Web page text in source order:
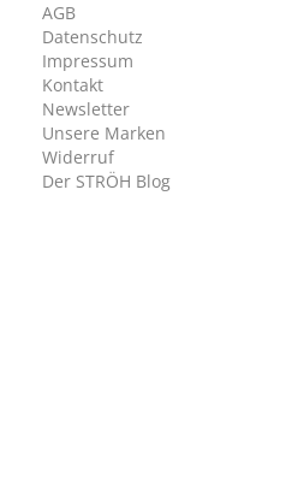
AGB
Datenschutz
Impressum
Kontakt
Newsletter
Unsere Marken
Widerruf
Der STRÖH Blog